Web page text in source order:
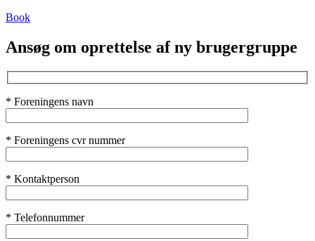
Book
Ansøg om oprettelse af ny brugergruppe
* Foreningens navn
* Foreningens cvr nummer
* Kontaktperson
* Telefonnummer